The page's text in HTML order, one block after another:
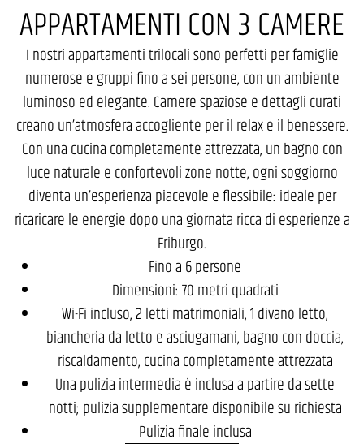
APPARTAMENTI CON 3 CAMERE
I nostri appartamenti trilocali sono perfetti per famiglie
numerose e gruppi fino a sei persone, con un ambiente
luminoso ed elegante. Camere spaziose e dettagli curati
creano un’atmosfera accogliente per il relax e il benessere.
Con una cucina completamente attrezzata, un bagno con
luce naturale e confortevoli zone notte, ogni soggiorno
diventa un’esperienza piacevole e flessibile: ideale per
ricaricare le energie dopo una giornata ricca di esperienze a
Friburgo.
Fino a 6 persone
Dimensioni: 70 metri quadrati
Wi-Fi incluso, 2 letti matrimoniali, 1 divano letto,
biancheria da letto e asciugamani, bagno con doccia,
riscaldamento, cucina completamente attrezzata
Una pulizia intermedia è inclusa a partire da sette
notti; pulizia supplementare disponibile su richiesta
Pulizia finale inclusa